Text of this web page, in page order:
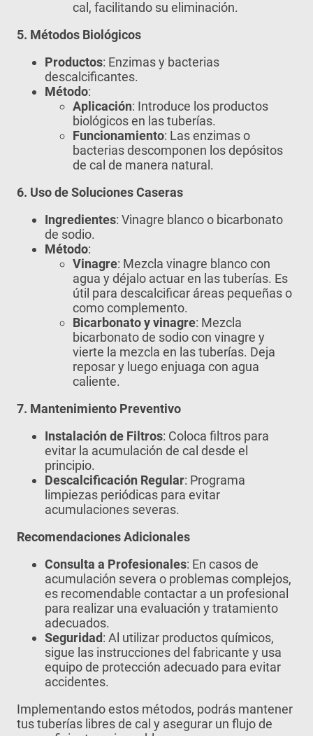
cal, facilitando su eliminación.
5. Métodos Biológicos
Productos: Enzimas y bacterias
descalcificantes.
Método:
Aplicación: Introduce los productos
biológicos en las tuberías.
Funcionamiento: Las enzimas o
bacterias descomponen los depósitos
de cal de manera natural.
6. Uso de Soluciones Caseras
Ingredientes: Vinagre blanco o bicarbonato
de sodio.
Método:
Vinagre: Mezcla vinagre blanco con
agua y déjalo actuar en las tuberías. Es
útil para descalcificar áreas pequeñas o
como complemento.
Bicarbonato y vinagre: Mezcla
bicarbonato de sodio con vinagre y
vierte la mezcla en las tuberías. Deja
reposar y luego enjuaga con agua
caliente.
7. Mantenimiento Preventivo
Instalación de Filtros: Coloca filtros para
evitar la acumulación de cal desde el
principio.
Descalcificación Regular: Programa
limpiezas periódicas para evitar
acumulaciones severas.
Recomendaciones Adicionales
Consulta a Profesionales: En casos de
acumulación severa o problemas complejos,
es recomendable contactar a un profesional
para realizar una evaluación y tratamiento
adecuados.
Seguridad: Al utilizar productos químicos,
sigue las instrucciones del fabricante y usa
equipo de protección adecuado para evitar
accidentes.
Implementando estos métodos, podrás mantener
tus tuberías libres de cal y asegurar un flujo de